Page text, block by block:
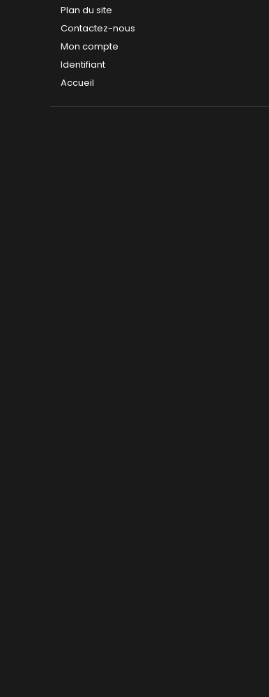
Plan du site
Contactez-nous
Mon compte
Identifiant
Accueil